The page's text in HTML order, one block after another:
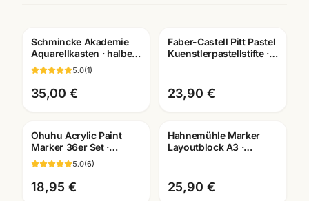
Schmincke Akademie
Aquarellkasten · halbe
Naepfe · Künstler-
Aquarellfarben
Mannheim
5.0(1)
35,00 €
Faber-Castell Pitt Pastel
Kuenstlerpastellstifte ·
23,90 €
Ohuhu Acrylic Paint
Marker 36er Set ·
Acrylstifte für
Illustration & Manga
5.0(6)
18,95 €
Hahnemühle Marker
Layoutblock A3 ·
Künstlerbedarf
Mannheim
25,90 €